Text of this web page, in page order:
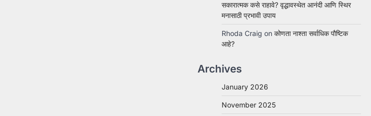
सकारात्मक कसे राहावे? वृद्धावस्थेत आनंदी आणि स्थिर
मनासाठी प्रभावी उपाय
Rhoda Craig on कोणता नाश्ता सर्वाधिक पौष्टिक
आहे?
Archives
January 2026
November 2025